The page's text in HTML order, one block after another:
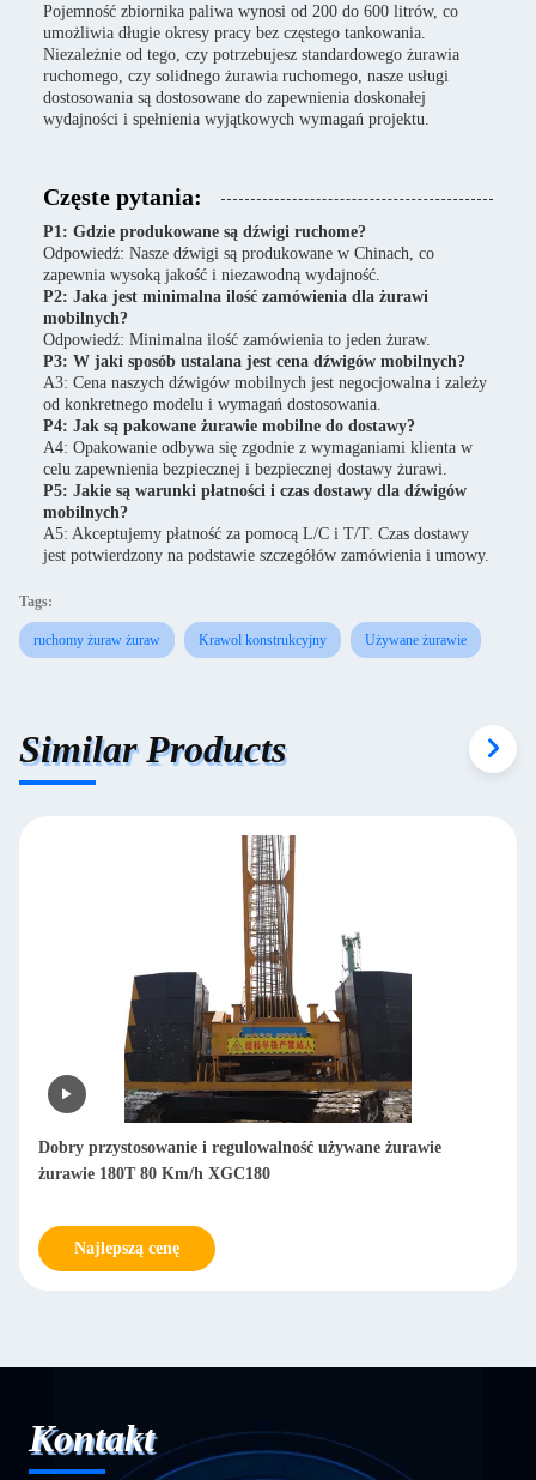
Pojemność zbiornika paliwa wynosi od 200 do 600 litrów, co
umożliwia długie okresy pracy bez częstego tankowania.
Niezależnie od tego, czy potrzebujesz standardowego żurawia
ruchomego, czy solidnego żurawia ruchomego, nasze usługi
dostosowania są dostosowane do zapewnienia doskonałej
wydajności i spełnienia wyjątkowych wymagań projektu.
Częste pytania:
P1: Gdzie produkowane są dźwigi ruchome?
Odpowiedź: Nasze dźwigi są produkowane w Chinach, co
zapewnia wysoką jakość i niezawodną wydajność.
P2: Jaka jest minimalna ilość zamówienia dla żurawi
mobilnych?
Odpowiedź: Minimalna ilość zamówienia to jeden żuraw.
P3: W jaki sposób ustalana jest cena dźwigów mobilnych?
A3: Cena naszych dźwigów mobilnych jest negocjowalna i zależy
od konkretnego modelu i wymagań dostosowania.
P4: Jak są pakowane żurawie mobilne do dostawy?
A4: Opakowanie odbywa się zgodnie z wymaganiami klienta w
celu zapewnienia bezpiecznej i bezpiecznej dostawy żurawi.
P5: Jakie są warunki płatności i czas dostawy dla dźwigów
mobilnych?
A5: Akceptujemy płatność za pomocą L/C i T/T. Czas dostawy
jest potwierdzony na podstawie szczegółów zamówienia i umowy.
Tags:
ruchomy żuraw żuraw Krawol konstrukcyjny Używane żurawie
Similar Products
Dobry przystosowanie i regulowalność używane żurawie
żurawie 180T 80 Km/h XGC180
Najlepszą cenę
Kontakt